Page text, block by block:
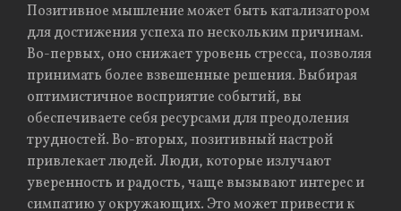
Позитивное мышление может быть катализатором
для достижения успеха по нескольким причинам.
Во-первых, оно снижает уровень стресса, позволяя
принимать более взвешенные решения. Выбирая
оптимистичное восприятие событий, вы
обеспечиваете себя ресурсами для преодоления
трудностей. Во-вторых, позитивный настрой
привлекает людей. Люди, которые излучают
уверенность и радость, чаще вызывают интерес и
симпатию у окружающих. Это может привести к